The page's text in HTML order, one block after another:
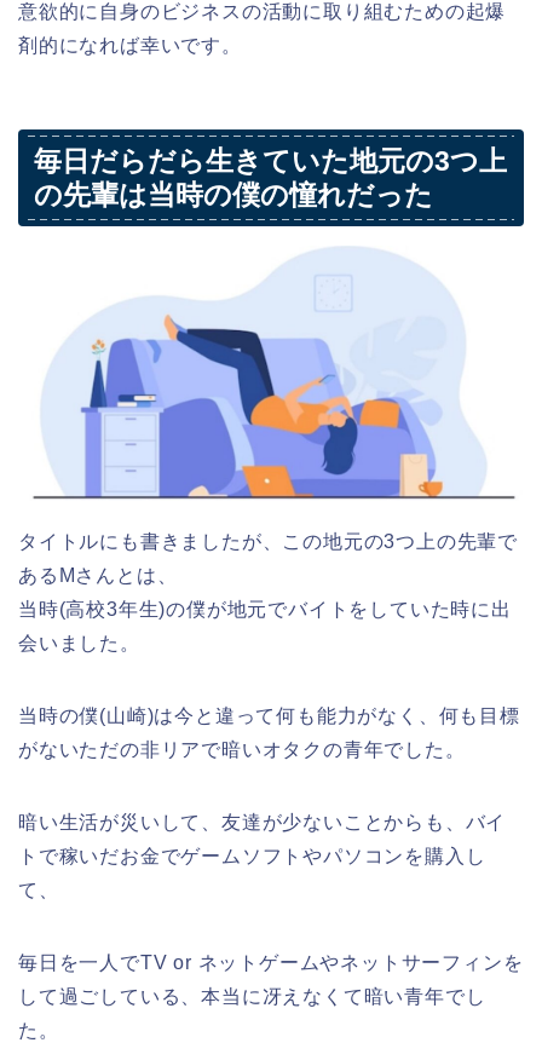
意欲的に自身のビジネスの活動に取り組むための起爆
剤的になれば幸いです。
毎日だらだら生きていた地元の3つ上
の先輩は当時の僕の憧れだった
タイトルにも書きましたが、この地元の3つ上の先輩で
あるMさんとは、
当時(高校3年生)の僕が地元でバイトをしていた時に出
会いました。
当時の僕(山崎)は今と違って何も能力がなく、何も目標
がないただの非リアで暗いオタクの青年でした。
暗い生活が災いして、友達が少ないことからも、バイ
トで稼いだお金でゲームソフトやパソコンを購入し
て、
毎日を一人でTV or ネットゲームやネットサーフィンを
して過ごしている、本当に冴えなくて暗い青年でし
た。